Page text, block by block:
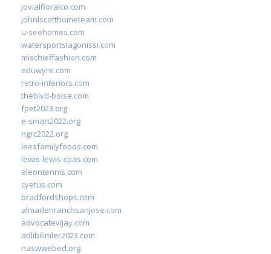
jovialfloralco.com
johnlscotthometeam.com
u-seehomes.com
watersportslagonissi.com
mischieffashion.com
eduwyre.com
retro-interiors.com
theblvd-boise.com
fpet2023.org
e-smart2022.org
ngrc2022.org
leesfamilyfoods.com
lewis-lewis-cpas.com
eleontennis.com
cyetus.com
bradfordshops.com
almadenranchsanjose.com
advocatevijay.com
adlibilimler2023.com
naswwebed.org